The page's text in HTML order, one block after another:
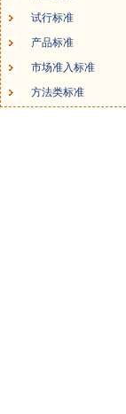
试行标准
产品标准
市场准入标准
方法类标准